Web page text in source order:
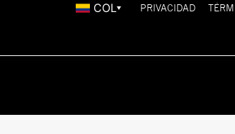
COL PRIVACIDAD